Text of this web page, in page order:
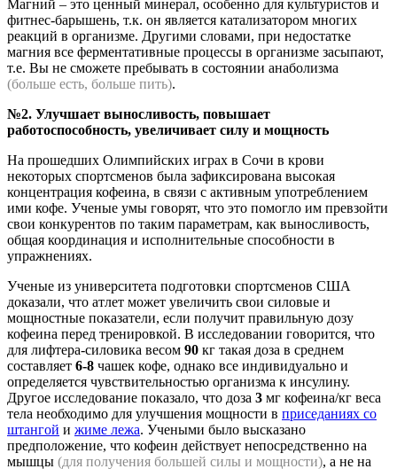
Магний – это ценный минерал, особенно для культуристов и
фитнес-барышень, т.к. он является катализатором многих
реакций в организме. Другими словами, при недостатке
магния все ферментативные процессы в организме засыпают,
т.е. Вы не сможете пребывать в состоянии анаболизма
(больше есть, больше пить).
№2. Улучшает выносливость, повышает
работоспособность, увеличивает силу и мощность
На прошедших Олимпийских играх в Сочи в крови
некоторых спортсменов была зафиксирована высокая
концентрация кофеина, в связи с активным употреблением
ими кофе. Ученые умы говорят, что это помогло им превзойти
свои конкурентов по таким параметрам, как выносливость,
общая координация и исполнительные способности в
упражнениях.
Ученые из университета подготовки спортсменов США
доказали, что атлет может увеличить свои силовые и
мощностные показатели, если получит правильную дозу
кофеина перед тренировкой. В исследовании говорится, что
для лифтера-силовика весом 90 кг такая доза в среднем
составляет 6-8 чашек кофе, однако все индивидуально и
определяется чувствительностью организма к инсулину.
Другое исследование показало, что доза 3 мг кофеина/кг веса
тела необходимо для улучшения мощности в приседаниях со
штангой и жиме лежа. Учеными было высказано
предположение, что кофеин действует непосредственно на
мышцы (для получения большей силы и мощности), а не на